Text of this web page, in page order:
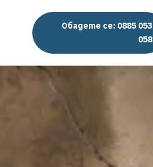
Обадете се: 0885 053
058